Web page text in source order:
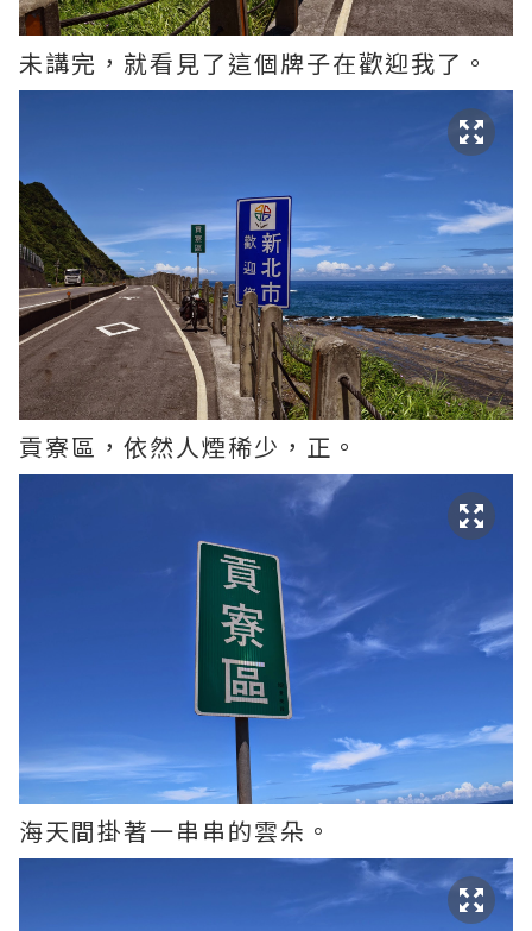
未講完，就看見了這個牌子在歡迎我了。
貢寮區，依然人煙稀少，正。
海天間掛著一串串的雲朵。